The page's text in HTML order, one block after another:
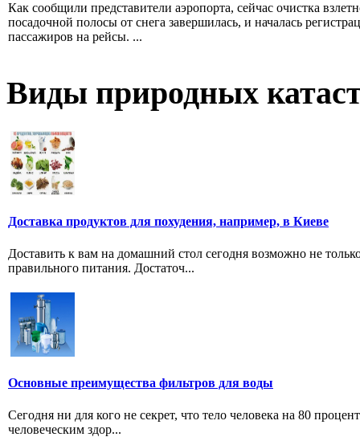
Как сообщили представители аэропорта, сейчас очистка
посадочной полосы от снега завершилась, и началась
пассажиров на рейсы. ...
Виды природных
Доставка продуктов для похудения, например, в Киеве
Доставить к вам на домашний стол сегодня возможно не
правильного питания. Достаточ...
Основные преимущества фильтров для воды
Сегодня ни для кого не секрет, что тело человека на 80
человеческим здор...